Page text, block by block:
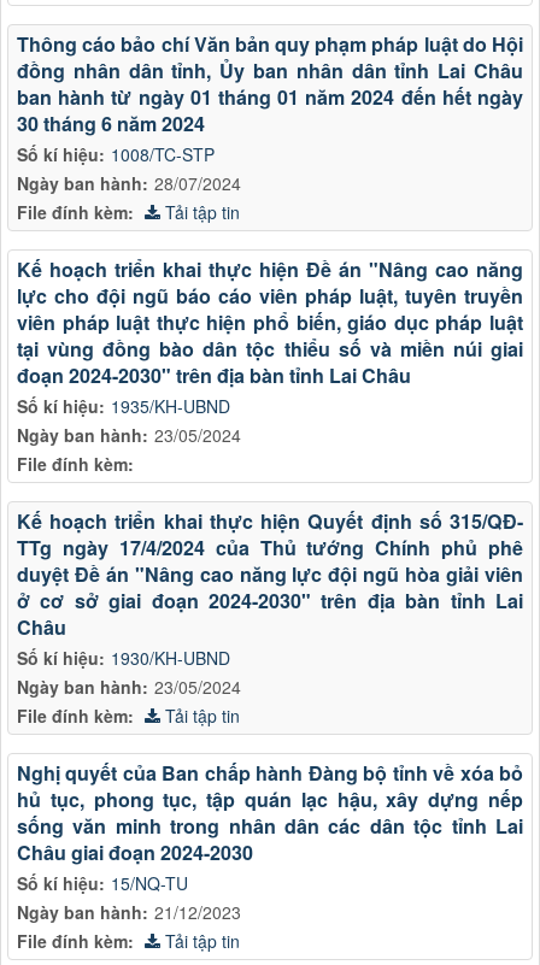
Số kí hiệu: 1008/TC-STP
Ngày ban hành: 28/07/2024
Thông cáo bảo chí Văn bản quy phạm pháp luật do Hội
đồng nhân dân tỉnh, Ủy ban nhân dân tỉnh Lai Châu
ban hành từ ngày 01 tháng 01 năm 2024 đến hết ngày
30 tháng 6 năm 2024
File đính kèm: Tải tập tin
Số kí hiệu: 1935/KH-UBND
Ngày ban hành: 23/05/2024
Kế hoạch triển khai thực hiện Đề án "Nâng cao năng
lực cho đội ngũ báo cáo viên pháp luật, tuyên truyền
viên pháp luật thực hiện phổ biến, giáo dục pháp luật
tại vùng đồng bào dân tộc thiểu số và miền núi giai
đoạn 2024-2030" trên địa bàn tỉnh Lai Châu
File đính kèm:
Số kí hiệu: 1930/KH-UBND
Ngày ban hành: 23/05/2024
Kế hoạch triển khai thực hiện Quyết định số 315/QĐ-
TTg ngày 17/4/2024 của Thủ tướng Chính phủ phê
duyệt Đề án "Nâng cao năng lực đội ngũ hòa giải viên
ở cơ sở giai đoạn 2024-2030" trên địa bàn tỉnh Lai
Châu
File đính kèm: Tải tập tin
Số kí hiệu: 15/NQ-TU
Ngày ban hành: 21/12/2023
Nghị quyết của Ban chấp hành Đàng bộ tỉnh về xóa bỏ
hủ tục, phong tục, tập quán lạc hậu, xây dựng nếp
sống văn minh trong nhân dân các dân tộc tỉnh Lai
Châu giai đoạn 2024-2030
File đính kèm: Tải tập tin